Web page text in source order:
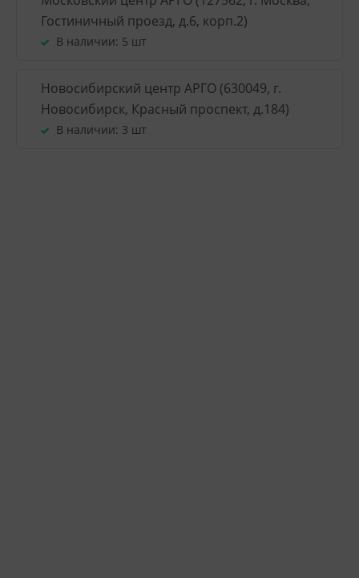
Гостиничный проезд, д.6, корп.2)
В наличии: 5 шт
Новосибирский центр АРГО (630049, г.
Новосибирск, Красный проспект, д.184)
В наличии: 3 шт